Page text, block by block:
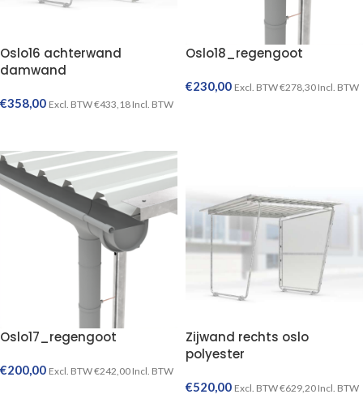
Oslo16 achterwand
damwand
€358,00 Excl. BTW€433,18 Incl. BTW
Oslo18_regengoot
€230,00 Excl. BTW€278,30 Incl. BTW
Oslo17_regengoot
€200,00 Excl. BTW€242,00 Incl. BTW
Zijwand rechts oslo
polyester
€520,00 Excl. BTW€629,20 Incl. BTW